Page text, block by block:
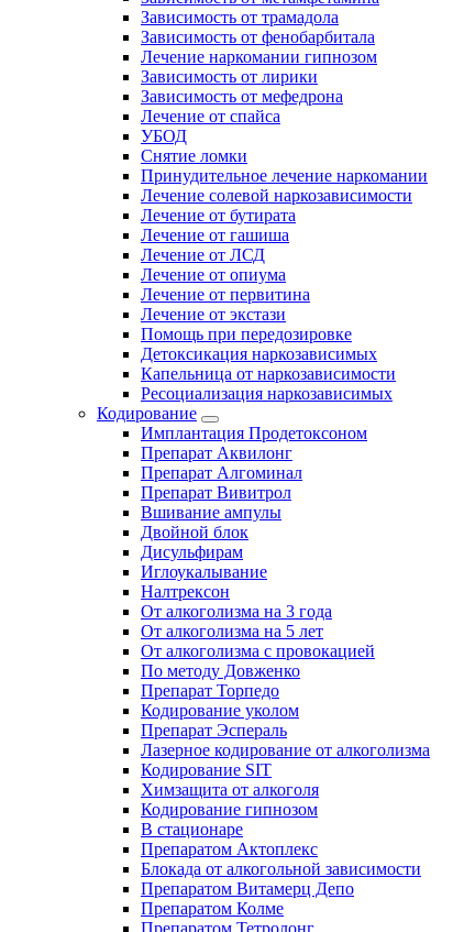
Зависимость от трамадола
Зависимость от фенобарбитала
Лечение наркомании гипнозом
Зависимость от лирики
Зависимость от мефедрона
Лечение от спайса
УБОД
Снятие ломки
Принудительное лечение наркомании
Лечение солевой наркозависимости
Лечение от бутирата
Лечение от гашиша
Лечение от ЛСД
Лечение от опиума
Лечение от первитина
Лечение от экстази
Помощь при передозировке
Детоксикация наркозависимых
Капельница от наркозависимости
Ресоциализация наркозависимых
Кодирование
Имплантация Продетоксоном
Препарат Аквилонг
Препарат Алгоминал
Препарат Вивитрол
Вшивание ампулы
Двойной блок
Дисульфирам
Иглоукалывание
Налтрексон
От алкоголизма на 3 года
От алкоголизма на 5 лет
От алкоголизма с провокацией
По методу Довженко
Препарат Торпедо
Кодирование уколом
Препарат Эспераль
Лазерное кодирование от алкоголизма
Кодирование SIT
Химзащита от алкоголя
Кодирование гипнозом
В стационаре
Препаратом Актоплекс
Блокада от алкогольной зависимости
Препаратом Витамерц Депо
Препаратом Колме
Препаратом Тетролонг